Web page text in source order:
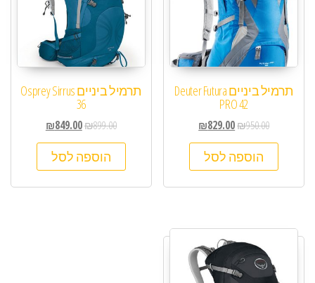
תרמיל ביניים Deuter Futura
PRO 42
₪950.00
₪829.00
הוספה לסל
תרמיל ביניים Osprey Sirrus
36
₪899.00
₪849.00
הוספה לסל